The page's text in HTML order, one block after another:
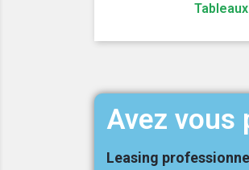
Avez vous
Leasing